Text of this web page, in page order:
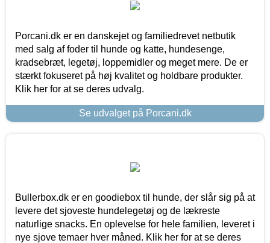
Porcani.dk er en danskejet og familiedrevet netbutik
med salg af foder til hunde og katte, hundesenge,
kradsebræt, legetøj, loppemidler og meget mere. De er
stærkt fokuseret på høj kvalitet og holdbare produkter.
Klik her for at se deres udvalg.
Se udvalget på Porcani.dk
Bullerbox.dk er en goodiebox til hunde, der slår sig på at
levere det sjoveste hundelegetøj og de lækreste
naturlige snacks. En oplevelse for hele familien, leveret i
nye sjove temaer hver måned. Klik her for at se deres